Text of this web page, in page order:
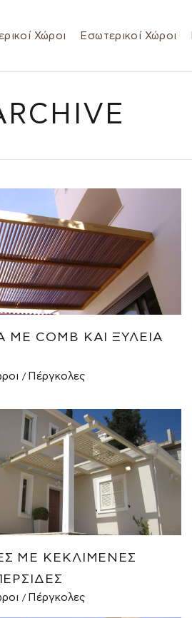
Χώροι Εσωτερικοί Χώροι
ΜΕ COMB ΚΑΙ ΞΥΛΕΊΑ
Πέργκολες
ΜΕ ΚΕΚΛΙΜΈΝΕΣ
Πέργκολες